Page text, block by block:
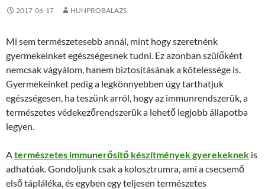
2017-06-17 HUNPROBALAZS
Mi sem természetesebb annál, mint hogy szeretnénk
gyermekeinket egészségesnek tudni. Ez azonban szülőként
nemcsak vágyálom, hanem biztosításának a kötelessége is.
Gyermekeinket pedig a legkönnyebben úgy tarthatjuk
egészségesen, ha teszünk arról, hogy az immunrendszerük, a
természetes védekezőrendszerük a lehető legjobb állapotba
legyen.
Atermészetes immunerősítő készítmények gyerekeknek is
adhatóak. Gondoljunk csak a kolosztrumra, ami a csecsemő
első tápláléka, és egyben egy teljesen természetes